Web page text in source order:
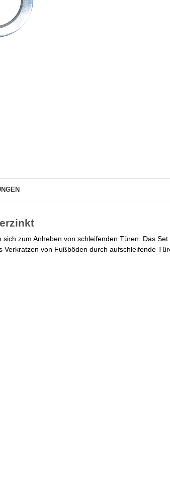
zum Anheben von schleifenden Türen. Das
von Fußböden durch aufschleifende